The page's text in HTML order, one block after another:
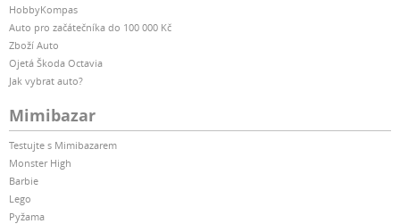
HobbyKompas
Auto pro začátečníka do 100 000 Kč
Zboží Auto
Ojetá Škoda Octavia
Jak vybrat auto?
Mimibazar
Testujte s Mimibazarem
Monster High
Barbie
Lego
Pyžama